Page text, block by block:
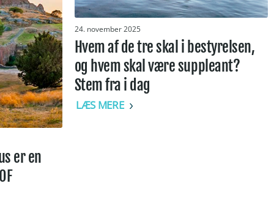
er en
24. november 2025
Hvem af de tre skal i bestyrelsen,
og hvem skal være suppleant?
Stem fra i dag
LÆS MERE